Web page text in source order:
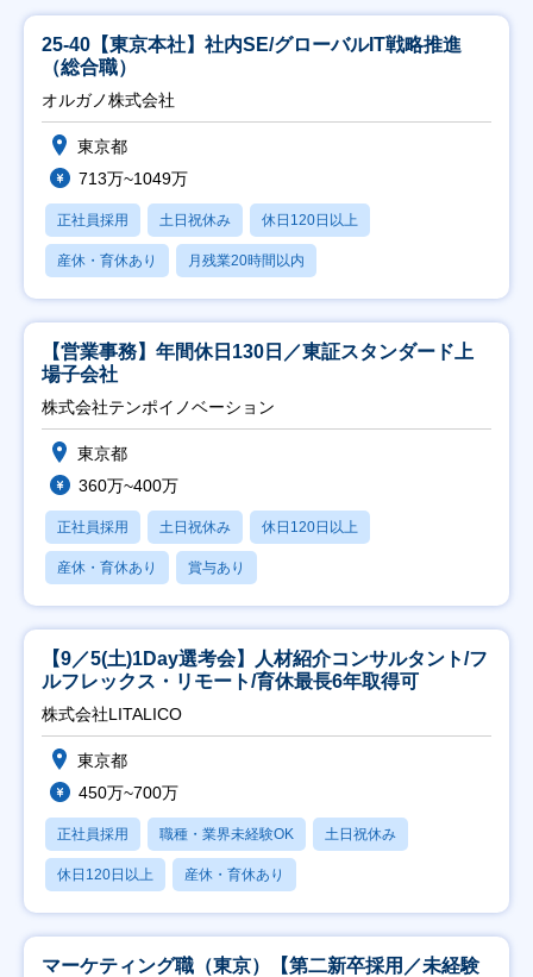
25-40【東京本社】社内SE/グローバルIT戦略推進
（総合職）
オルガノ株式会社
東京都
713万~1049万
正社員採用 土日祝休み 休日120日以上
産休・育休あり 月残業20時間以内
【営業事務】年間休日130日／東証スタンダード上
場子会社
株式会社テンポイノベーション
東京都
360万~400万
正社員採用 土日祝休み 休日120日以上
産休・育休あり 賞与あり
【9／5(土)1Day選考会】人材紹介コンサルタント/フ
ルフレックス・リモート/育休最長6年取得可
株式会社LITALICO
東京都
450万~700万
正社員採用 職種・業界未経験OK 土日祝休み
休日120日以上 産休・育休あり
マーケティング職（東京）【第二新卒採用／未経験